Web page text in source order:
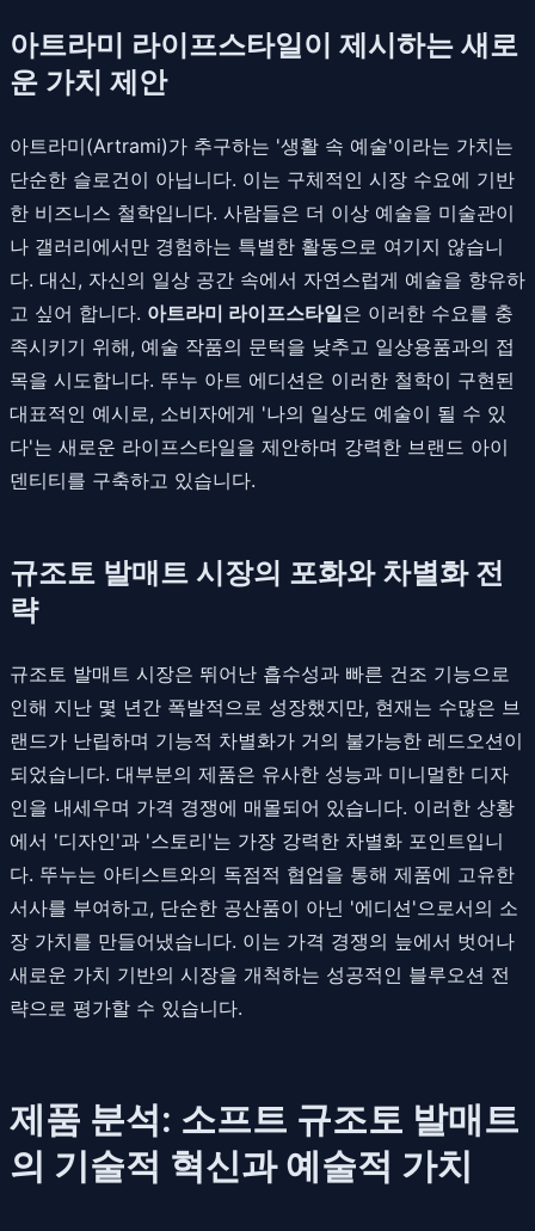
아트라미 라이프스타일이 제시하는 새로
운 가치 제안
아트라미(Artrami)가 추구하는 '생활 속 예술'이라는 가치는
단순한 슬로건이 아닙니다. 이는 구체적인 시장 수요에 기반
한 비즈니스 철학입니다. 사람들은 더 이상 예술을 미술관이
나 갤러리에서만 경험하는 특별한 활동으로 여기지 않습니
다. 대신, 자신의 일상 공간 속에서 자연스럽게 예술을 향유하
고 싶어 합니다. 아트라미 라이프스타일은 이러한 수요를 충
족시키기 위해, 예술 작품의 문턱을 낮추고 일상용품과의 접
목을 시도합니다. 뚜누 아트 에디션은 이러한 철학이 구현된
대표적인 예시로, 소비자에게 '나의 일상도 예술이 될 수 있
다'는 새로운 라이프스타일을 제안하며 강력한 브랜드 아이
덴티티를 구축하고 있습니다.
규조토 발매트 시장의 포화와 차별화 전
략
규조토 발매트 시장은 뛰어난 흡수성과 빠른 건조 기능으로
인해 지난 몇 년간 폭발적으로 성장했지만, 현재는 수많은 브
랜드가 난립하며 기능적 차별화가 거의 불가능한 레드오션이
되었습니다. 대부분의 제품은 유사한 성능과 미니멀한 디자
인을 내세우며 가격 경쟁에 매몰되어 있습니다. 이러한 상황
에서 '디자인'과 '스토리'는 가장 강력한 차별화 포인트입니
다. 뚜누는 아티스트와의 독점적 협업을 통해 제품에 고유한
서사를 부여하고, 단순한 공산품이 아닌 '에디션'으로서의 소
장 가치를 만들어냈습니다. 이는 가격 경쟁의 늪에서 벗어나
새로운 가치 기반의 시장을 개척하는 성공적인 블루오션 전
략으로 평가할 수 있습니다.
제품 분석: 소프트 규조토 발매트
의 기술적 혁신과 예술적 가치